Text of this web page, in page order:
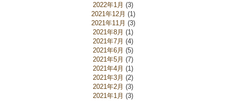
2022年1月 (3)
2021年12月 (1)
2021年11月 (3)
2021年8月 (1)
2021年7月 (4)
2021年6月 (5)
2021年5月 (7)
2021年4月 (1)
2021年3月 (2)
2021年2月 (3)
2021年1月 (3)